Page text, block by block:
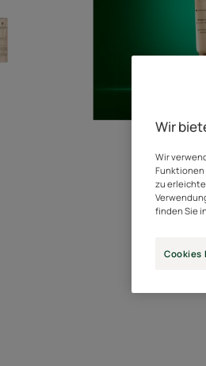
Wir
Wir
Funktionen
zu
finden Sie
Cookies